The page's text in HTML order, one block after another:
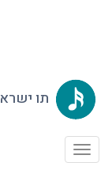
תו
Toggle